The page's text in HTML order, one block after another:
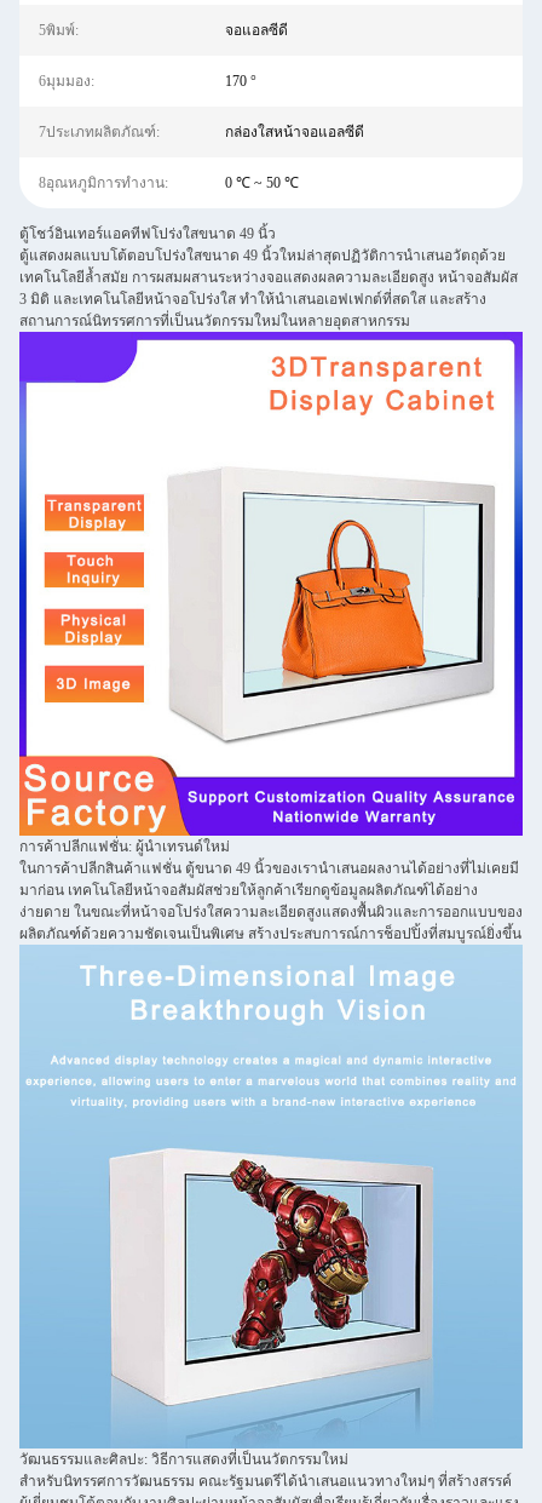
5พิมพ์: จอแอลซีดี
6มุมมอง: 170 °
7ประเภทผลิตภัณฑ์: กล่องใสหน้าจอแอลซีดี
8อุณหภูมิการทำงาน: 0 ℃ ~ 50 ℃
ตู้โชว์อินเทอร์แอคทีฟโปร่งใสขนาด 49 นิ้ว
ตู้แสดงผลแบบโต้ตอบโปร่งใสขนาด 49 นิ้วใหม่ล่าสุดปฏิวัติการนำเสนอวัตถุด้วย
เทคโนโลยีล้ำสมัย การผสมผสานระหว่างจอแสดงผลความละเอียดสูง หน้าจอสัมผัส
3 มิติ และเทคโนโลยีหน้าจอโปร่งใส ทำให้นำเสนอเอฟเฟกต์ที่สดใส และสร้าง
สถานการณ์นิทรรศการที่เป็นนวัตกรรมใหม่ในหลายอุตสาหกรรม
การค้าปลีกแฟชั่น: ผู้นำเทรนด์ใหม่
ในการค้าปลีกสินค้าแฟชั่น ตู้ขนาด 49 นิ้วของเรานำเสนอผลงานได้อย่างที่ไม่เคยมี
มาก่อน เทคโนโลยีหน้าจอสัมผัสช่วยให้ลูกค้าเรียกดูข้อมูลผลิตภัณฑ์ได้อย่าง
ง่ายดาย ในขณะที่หน้าจอโปร่งใสความละเอียดสูงแสดงพื้นผิวและการออกแบบของ
ผลิตภัณฑ์ด้วยความชัดเจนเป็นพิเศษ สร้างประสบการณ์การช็อปปิ้งที่สมบูรณ์ยิ่งขึ้น
วัฒนธรรมและศิลปะ: วิธีการแสดงที่เป็นนวัตกรรมใหม่
สำหรับนิทรรศการวัฒนธรรม คณะรัฐมนตรีได้นำเสนอแนวทางใหม่ๆ ที่สร้างสรรค์